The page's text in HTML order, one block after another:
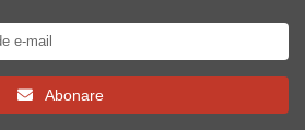
Abonare